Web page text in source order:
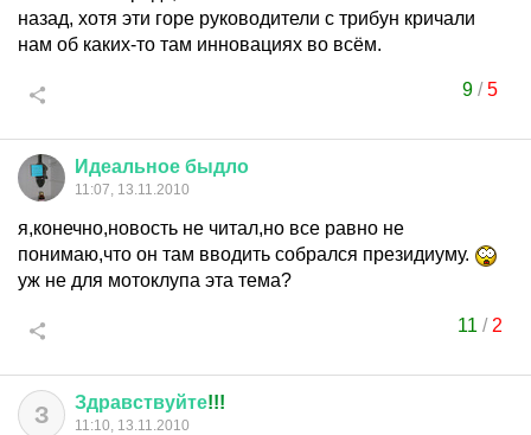
назад, хотя эти горе руководители с трибун кричали
нам об каких-то там инновациях во всём.
9/5
Идеальное быдло
11:07, 13.11.2010
я,конечно,новость не читал,но все равно не
понимаю,что он там вводить собрался президиуму.
уж не для мотоклупа эта тема?
11 / 2
З Здравствуйте!!!
11:10, 13.11.2010